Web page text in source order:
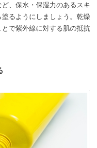
、保水・保湿力のあるスキ
るようにしましょう。乾燥
で紫外線に対する肌の抵抗